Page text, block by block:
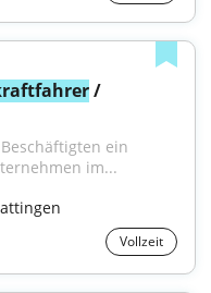
/
ein
im...
Vollzeit